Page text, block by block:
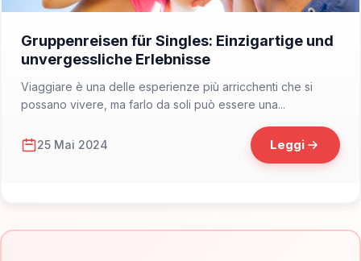
Gruppenreisen für Singles: Einzigartige und
unvergessliche Erlebnisse
Viaggiare è una delle esperienze più arricchenti che si
possano vivere, ma farlo da soli può essere una...
25 Mai 2024 Leggi